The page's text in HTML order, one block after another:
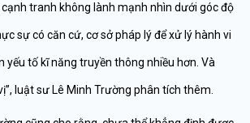
tranh không lành mạnh nhìn dưới góc độ
sự có căn cứ, cơ sở pháp lý để xử lý hành vi
yếu tố kĩ năng truyền thông nhiều hơn. Và
luật sư Lê Minh Trường phân tích thêm.